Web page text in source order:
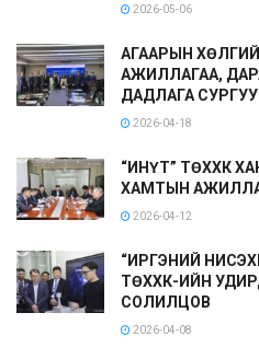
2026-05-06
АГААРЫН
АЖИЛЛАГАА,
ДАДЛАГА
2026-04-18
“ИНҮТ” ТӨХХК
ХАМТЫН
2026-04-12
“ИРГЭНИЙ
ТӨХХК-ИЙН
СОЛИЛЦОВ
2026-04-08